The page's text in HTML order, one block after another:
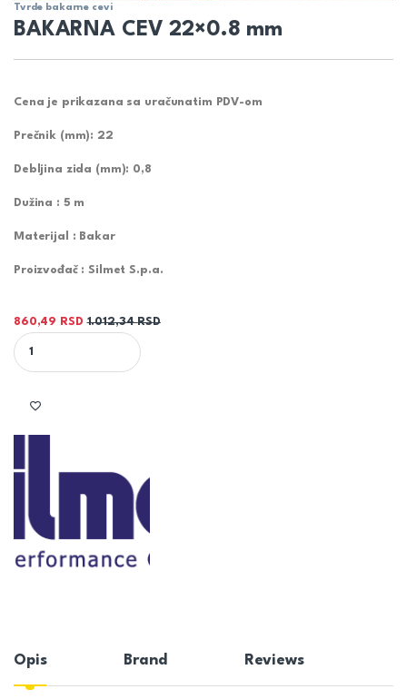
Tvrde bakarne cevi
BAKARNA CEV 22×0.8 mm
Cena je prikazana sa uračunatim PDV-om
Prečnik (mm): 22
Debljina zida (mm): 0,8
Dužina : 5 m
Materijal : Bakar
Proizvođač : Silmet S.p.a.
860,49 RSD 1.012,34RSD
BAKARNA CEV 22x0.8 mm quantity
Opis Brand Reviews